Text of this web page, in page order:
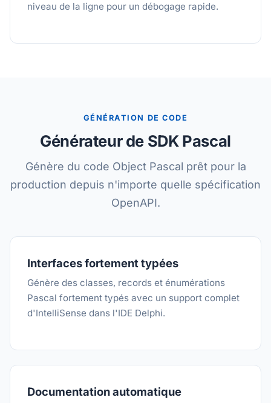
niveau de la ligne pour un débogage rapide.
GÉNÉRATION DE CODE
Générateur de SDK Pascal
Génère du code Object Pascal prêt pour la
production depuis n'importe quelle spécification
OpenAPI.
Interfaces fortement typées
Génère des classes, records et énumérations
Pascal fortement typés avec un support complet
d'IntelliSense dans l'IDE Delphi.
Documentation automatique